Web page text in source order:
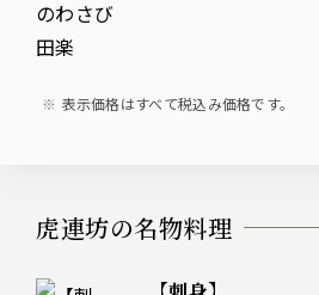
表示価格はすべて税込み価格です。
虎連坊の名物料理